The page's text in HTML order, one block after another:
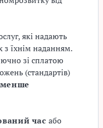
які надають
з їхнім наданням.
зі сплатою
(стандартів)
час або